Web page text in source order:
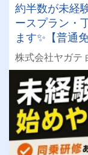
約半数が未経
ースプラン・
ます✨【普通
バー！！】日
活安定♪＼社
狙えます！／
株式会社ヤガテ